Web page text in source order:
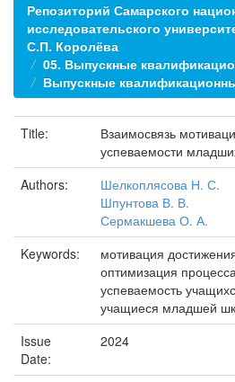
Репозиторий Самарского
исследовательского
С.П. Королёва
05. Выпускные
Выпускные
Title:
Взаимосвязь
успеваемости
Authors:
Шелкоплясова Н. С.
Шпунтова В. В.
Сермакшева О. А.
Keywords:
мотивация
оптимизация
успеваемость
учащиеся младшей
Issue
Date:
2024